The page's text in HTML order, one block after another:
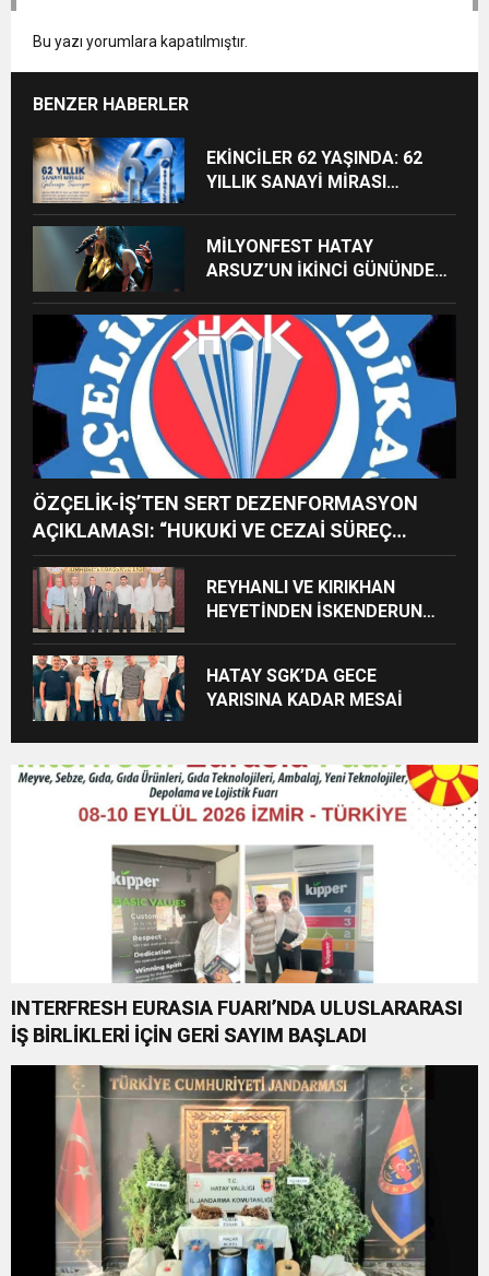
Bu yazı yorumlara kapatılmıştır.
BENZER HABERLER
EKİNCİLER 62 YAŞINDA: 62
YILLIK SANAYİ MİRASI
MİLYONFEST HATAY
ARSUZ’UN İKİNCİ GÜNÜNDE
ALACAK
ÖZÇELİK-İŞ’TEN SERT DEZENFORMASYON
AÇIKLAMASI: “HUKUKİ VE CEZAİ SÜREÇ
BAŞLATILDI”
REYHANLI VE KIRIKHAN
HEYETİNDEN İSKENDERUN
HATAY SGK’DA GECE
YARISINA KADAR MESAİ
INTERFRESH EURASIA FUARI’NDA ULUSLARARASI
İŞ BİRLİKLERİ İÇİN GERİ SAYIM BAŞLADI